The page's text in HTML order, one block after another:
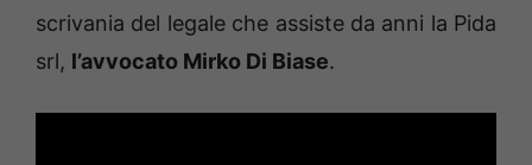
scrivania del legale che assiste da anni la Pida
srl, l’avvocato Mirko Di Biase.